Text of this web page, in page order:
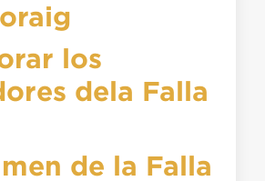
los
dela Falla
de la Falla